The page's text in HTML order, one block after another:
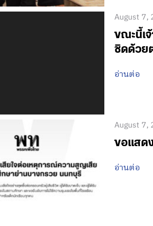
August
ขณะนี้เ
ชิดด้วย
อ่านต่อ
August
ขอแสด
อ่านต่อ